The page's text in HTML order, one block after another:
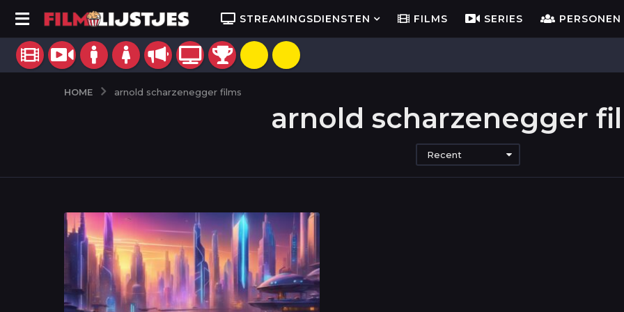
STREAMINGSDIENSTEN FILMS SERIES PERSONEN
HOME arnold scharzenegger films
arnold scharzenegger
Recent